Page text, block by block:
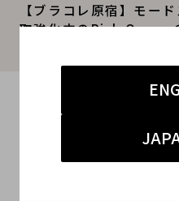
【ブラコレ原宿】モー
取強化中のRick Owens
#原宿 ハイストリート